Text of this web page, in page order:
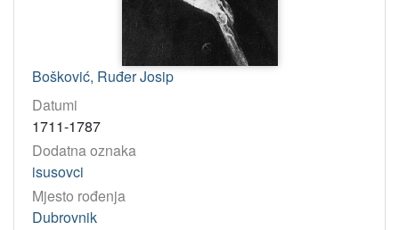
Bošković, Ruđer Josip
Datumi
1711-1787
Dodatna oznaka
isusovci
Mjesto rođenja
Dubrovnik